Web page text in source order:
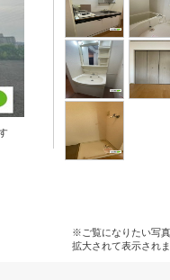
※ご覧になりたい写
拡大されて表示されま